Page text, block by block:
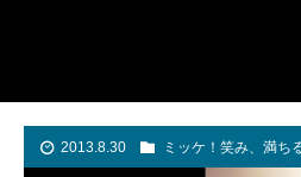
2013.8.30 ミッケ！笑み、満ち